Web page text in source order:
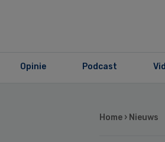
Opinie Podcast
Home › Nieuws